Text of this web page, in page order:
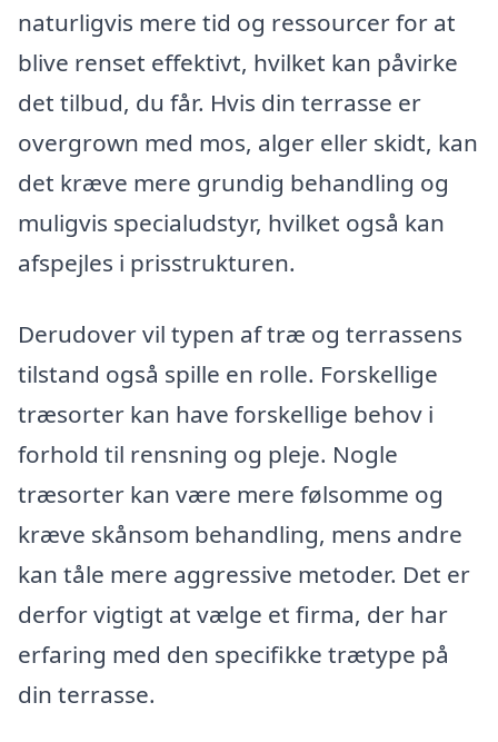
naturligvis mere tid og ressourcer for at
blive renset effektivt, hvilket kan påvirke
det tilbud, du får. Hvis din terrasse er
overgrown med mos, alger eller skidt, kan
det kræve mere grundig behandling og
muligvis specialudstyr, hvilket også kan
afspejles i prisstrukturen.
Derudover vil typen af træ og terrassens
tilstand også spille en rolle. Forskellige
træsorter kan have forskellige behov i
forhold til rensning og pleje. Nogle
træsorter kan være mere følsomme og
kræve skånsom behandling, mens andre
kan tåle mere aggressive metoder. Det er
derfor vigtigt at vælge et firma, der har
erfaring med den specifikke trætype på
din terrasse.